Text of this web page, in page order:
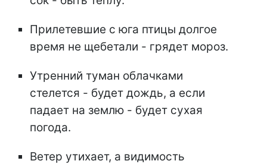
Прилетевшие с юга птицы долгое
время не щебетали - грядет мороз.
Утренний туман облачками
стелется - будет дождь, а если
падает на землю - будет сухая
погода.
Ветер утихает, а видимость